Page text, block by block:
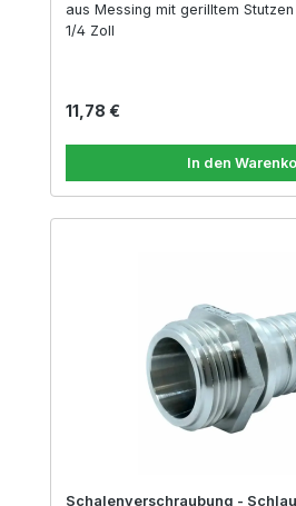
aus Messing mit gerilltem
1/4 Zoll
Regulärer Preis:
11,78 €
In den
Schalenverschraubung -